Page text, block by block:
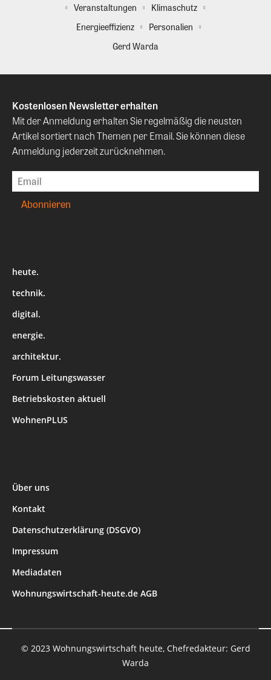
Veranstaltungen
Klimaschutz
Energieeffizienz
Personalien
Gerd Warda
Kostenlosen Newsletter erhalten
Mit der Anmeldung erhalten Sie regelmäßig die neusten
Artikel sortiert nach Themen per Email. Sie können diese
Anmeldung jederzeit zurücknehmen.
heute.
technik.
digital.
energie.
architektur.
Forum Leitungswasser
Betriebskosten aktuell
WohnenPLUS
Über uns
Kontakt
Datenschutzerklärung (DSGVO)
Impressum
Mediadaten
Wohnungswirtschaft-heute.de AGB
© 2023 Wohnungswirtschaft heute, Chefredakteur: Gerd
Warda